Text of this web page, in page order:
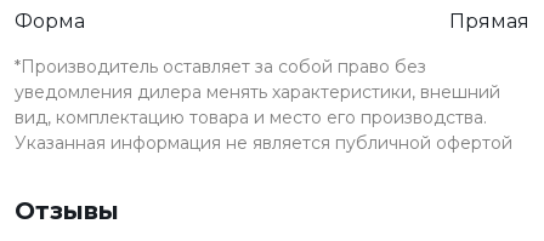
Форма
Прямая
*Производитель оставляет за собой право без
уведомления дилера менять характеристики, внешний
вид, комплектацию товара и место его производства.
Указанная информация не является публичной офертой
Отзывы